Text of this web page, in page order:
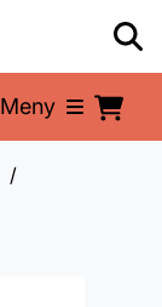
Meny